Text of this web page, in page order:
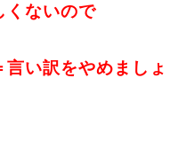
くないので
い訳をやめましょ